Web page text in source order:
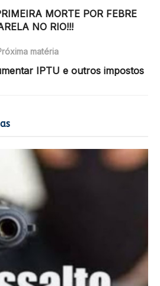
MORTE POR FEBRE
NO RIO!!!
matéria
IPTU e outros impostos